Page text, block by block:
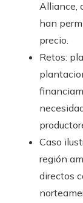
Alliance,
han
precio.
Retos:
Caso
región
directos